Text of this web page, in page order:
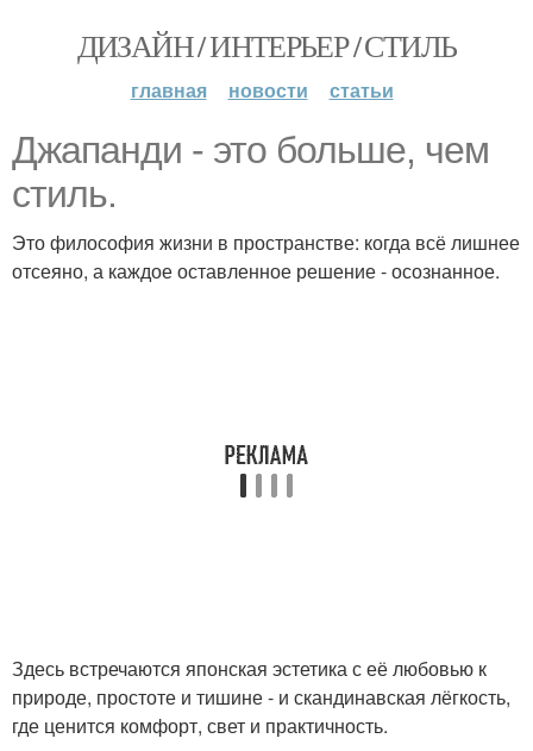
ДИЗАЙН / ИНТЕРЬЕР / СТИЛЬ
главная новости статьи
Джапанди - это больше, чем
стиль.
Это философия жизни в пространстве: когда всё лишнее
отсеяно, а каждое оставленное решение - осознанное.
Здесь встречаются японская эстетика с её любовью к
природе, простоте и тишине - и скандинавская лёгкость,
где ценится комфорт, свет и практичность.